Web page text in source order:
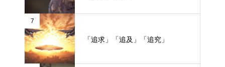
7
「追求」「追及」「追究」